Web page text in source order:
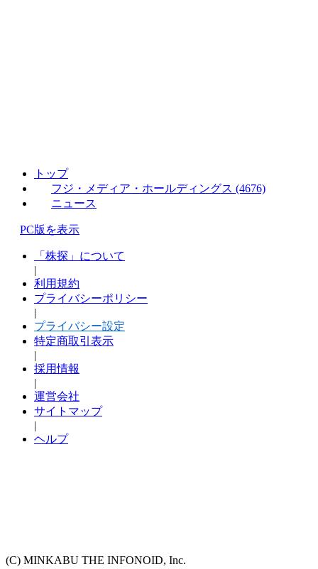
トップ
フジ・メディア・ホールディングス (4676)
ニュース
PC版を表示
「株探」について
|
利用規約
プライバシーポリシー
|
プライバシー設定
特定商取引表示
|
採用情報
|
運営会社
サイトマップ
|
ヘルプ
(C) MINKABU THE INFONOID, Inc.